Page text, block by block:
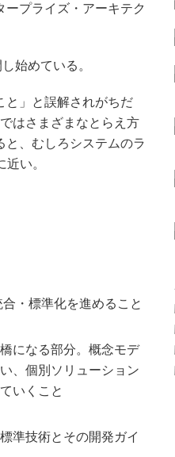
ープライズ・アーキテク
始めている。
と」と誤解されがちだ
はさまざまなとらえ方
と、むしろシステムのラ
い。
・標準化を進めること
になる部分。概念モデ
、個別ソリューション
いくこと
準技術とその開発ガイ